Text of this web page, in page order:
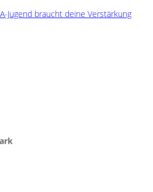
Jugend braucht deine Verstärkung